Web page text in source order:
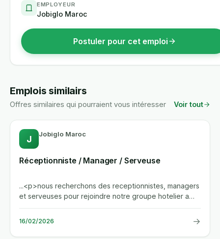
EMPLOYEUR
Jobiglo Maroc
Postuler pour cet emploi
Emplois similairs
Offres similaires qui pourraient vous intéresser Voir tout
J Jobiglo Maroc
Réceptionniste / Manager / Serveuse
...<p>nous recherchons des receptionnistes, managers
et serveuses pour rejoindre notre groupe hotelier a
rabat – agdal....
16/02/2026 →